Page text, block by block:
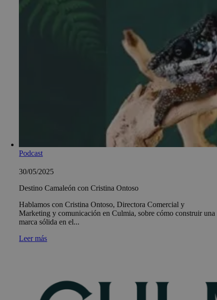
Podcast
30/05/2025
Destino Camaleón con Cristina Ontoso
Hablamos con Cristina Ontoso, Directora Comercial y
Marketing y comunicación en Culmia, sobre cómo construir una
marca sólida en el...
Leer más